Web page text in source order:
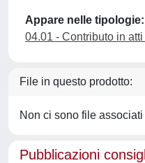
Appare nelle tipologie:
04.01 - Contributo in
File in questo prodotto:
Non ci sono file
Pubblicazioni